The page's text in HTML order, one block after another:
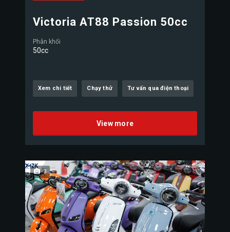
Victoria AT88 Passion 50cc
Phân khối
50cc
Xem chi tiết Chạy thử Tư vấn qua điện thoại
View more
3